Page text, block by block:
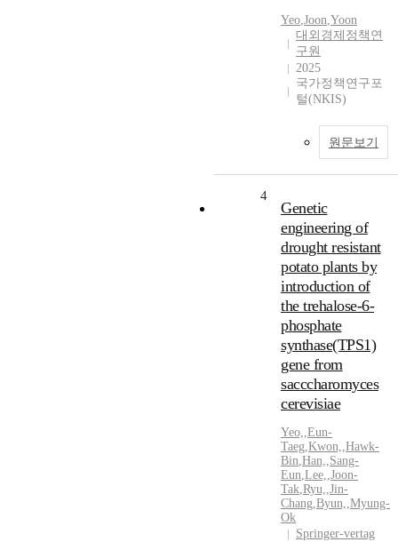
Yeo,Joon,Yoon
대외경제정책연
구원
2025
국가정책연구포
털(NKIS)
원문보기
4
Genetic
engineering of
drought resistant
potato plants by
introduction of
the trehalose-6-
phosphate
synthase(TPS1)
gene from
sacccharomyces
cerevisiae
Yeo,,Eun-
Taeg,Kwon,,Hawk-
Bin,Han,,Sang-
Eun,Lee,,Joon-
Tak,Ryu,,Jin-
Chang,Byun,,Myung-
Ok
Springer-vertag